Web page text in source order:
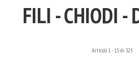
FILI - CHIODI -
Articoli 1 -15 di 325